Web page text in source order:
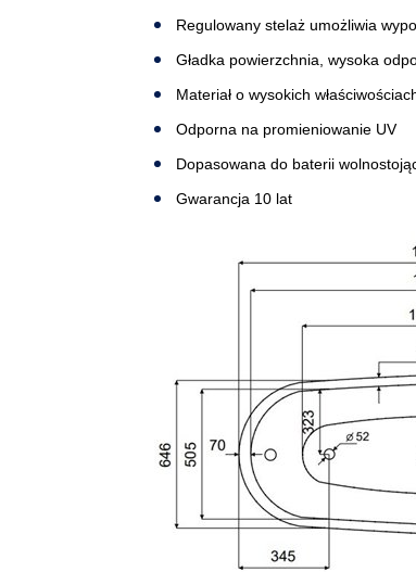
Regulowany stelaż umożliwia
Gładka powierzchnia, wysoka
Materiał o wysokich
Odporna na promieniowanie UV
Dopasowana do baterii
Gwarancja 10 lat